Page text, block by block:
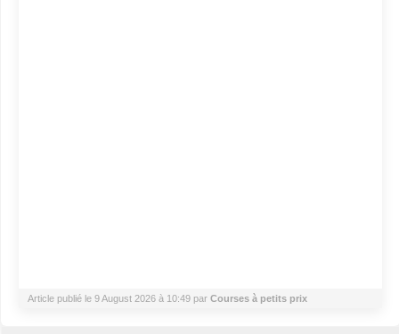
Article publié le 9 August 2026 à 10:49 par Courses à petits prix